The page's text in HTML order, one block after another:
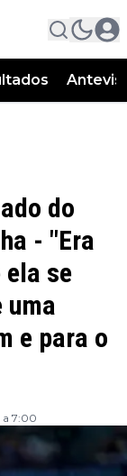
do
- "Era
ela se
uma
e para o
a 7:00